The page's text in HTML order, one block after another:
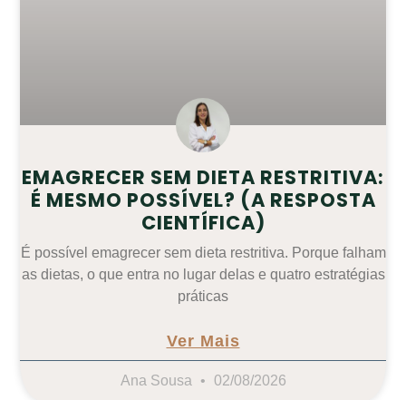
EMAGRECER SEM DIETA RESTRITIVA:
É MESMO POSSÍVEL? (A RESPOSTA
CIENTÍFICA)
É possível emagrecer sem dieta restritiva. Porque falham
as dietas, o que entra no lugar delas e quatro estratégias
práticas
Ver Mais
Ana Sousa 02/08/2026